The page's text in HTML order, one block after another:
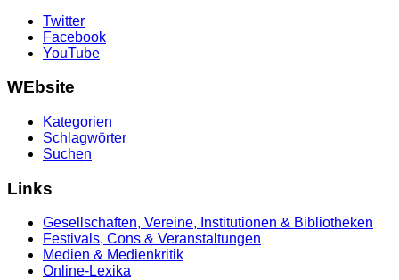
Twitter
Facebook
YouTube
WEbsite
Kategorien
Schlagwörter
Suchen
Links
Gesellschaften, Vereine, Institutionen & Bibliotheken
Festivals, Cons & Veranstaltungen
Medien & Medienkritik
Online-Lexika